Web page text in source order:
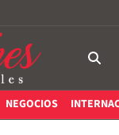
NEGOCIOS